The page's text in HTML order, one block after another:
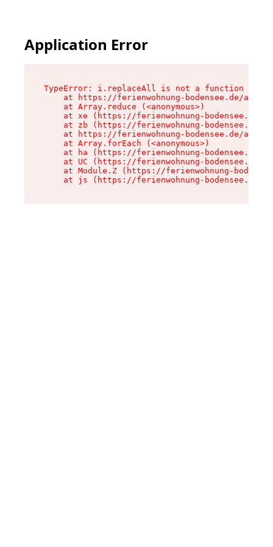
Application Error
TypeError: i.replaceAll is not a function
at https://ferienwohnung-bodensee.de/
    at Array.reduce (<anonymous>)
at xe (https://ferienwohnung-bodensee.de/
at zb (https://ferienwohnung-bodensee.de/
at https://ferienwohnung-bodensee.de/
    at Array.forEach (<anonymous>)
at ha (https://ferienwohnung-bodensee.de/
at UC (https://ferienwohnung-bodensee.de/
at Module.Z (https://ferienwohnung-
at js (https://ferienwohnung-bodensee.de/